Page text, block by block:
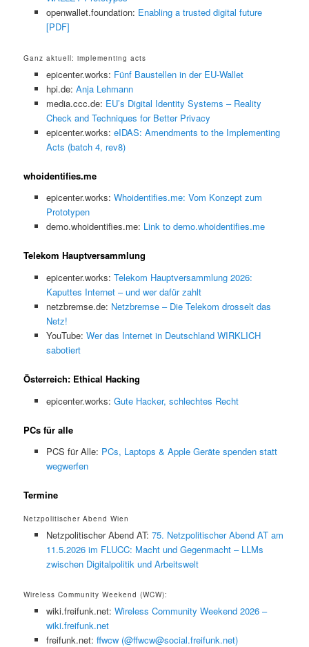
openwallet.foundation: Enabling a trusted digital future
[PDF]
Ganz aktuell: implementing acts
epicenter.works: Fünf Baustellen in der EU-Wallet
hpi.de: Anja Lehmann
media.ccc.de: EU’s Digital Identity Systems – Reality
Check and Techniques for Better Privacy
epicenter.works: eIDAS: Amendments to the Implementing
Acts (batch 4, rev8)
whoidentifies.me
epicenter.works: Whoidentifies.me: Vom Konzept zum
Prototypen
demo.whoidentifies.me: Link to demo.whoidentifies.me
Telekom Hauptversammlung
epicenter.works: Telekom Hauptversammlung 2026:
Kaputtes Internet – und wer dafür zahlt
netzbremse.de: Netzbremse – Die Telekom drosselt das
Netz!
YouTube: Wer das Internet in Deutschland WIRKLICH
sabotiert
Österreich: Ethical Hacking
epicenter.works: Gute Hacker, schlechtes Recht
PCs für alle
PCS für Alle: PCs, Laptops & Apple Geräte spenden statt
wegwerfen
Termine
Netzpolitischer Abend Wien
Netzpolitischer Abend AT: 75. Netzpolitischer Abend AT am
11.5.2026 im FLUCC: Macht und Gegenmacht – LLMs
zwischen Digitalpolitik und Arbeitswelt
Wireless Community Weekend (WCW):
wiki.freifunk.net: Wireless Community Weekend 2026 –
wiki.freifunk.net
freifunk.net: ffwcw (@ffwcw@social.freifunk.net)